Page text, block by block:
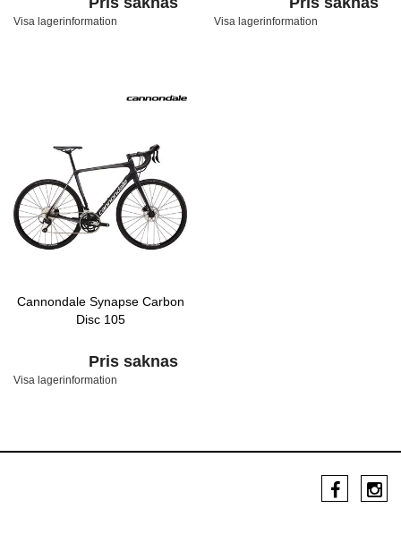
Visa lagerinformation Visa lagerinformation
Cannondale Synapse Carbon
Disc 105
Pris saknas
Visa lagerinformation